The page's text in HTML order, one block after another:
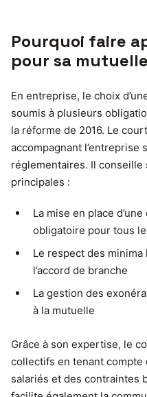
Pourquoi faire
pour sa
En entreprise, le choix
soumis à plusieurs
la réforme de 2016. Le
accompagnant l’entreprise
réglementaires. Il
principales :
La mise en place
obligatoire pour tous
Le respect des
l’accord de branche
La gestion des
à la mutuelle
Grâce à son expertise, le
collectifs en tenant
salariés et des contraintes